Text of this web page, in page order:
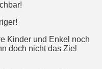
Kinder und Enkel noch
doch nicht das Ziel